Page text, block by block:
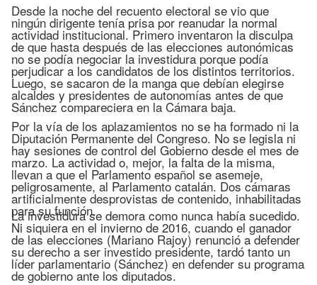
Desde la noche del recuento electoral se vio que
ningún dirigente tenía prisa por reanudar la normal
actividad institucional. Primero inventaron la disculpa
de que hasta después de las elecciones autonómicas
no se podía negociar la investidura porque podía
perjudicar a los candidatos de los distintos territorios.
Luego, se sacaron de la manga que debían elegirse
alcaldes y presidentes de autonomías antes de que
Sánchez compareciera en la Cámara baja.
Por la vía de los aplazamientos no se ha formado ni la
Diputación Permanente del Congreso. No se legisla ni
hay sesiones de control del Gobierno desde el mes de
marzo. La actividad o, mejor, la falta de la misma,
llevan a que el Parlamento español se asemeje,
peligrosamente, al Parlamento catalán. Dos cámaras
artificialmente desprovistas de contenido, inhabilitadas
para su función.
La investidura se demora como nunca había sucedido.
Ni siquiera en el invierno de 2016, cuando el ganador
de las elecciones (Mariano Rajoy) renunció a defender
su derecho a ser investido presidente, tardó tanto un
líder parlamentario (Sánchez) en defender su programa
de gobierno ante los diputados.